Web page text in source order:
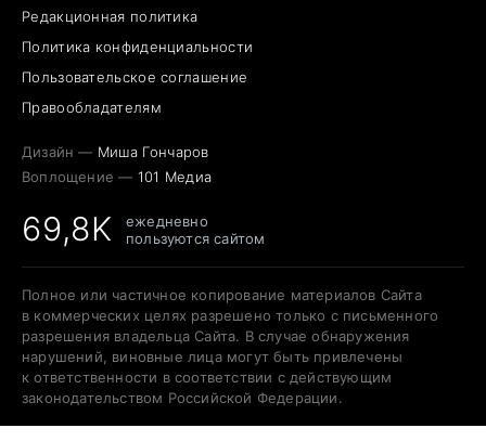
Редакционная политика
Политика конфиденциальности
Пользовательское соглашение
Правообладателям
Дизайн — Миша Гончаров
Воплощение — 101 Медиа
69,8K
ежедневно
пользуются сайтом
Полное или частичное копирование материалов Сайта
в коммерческих целях разрешено только с письменного
разрешения владельца Сайта. В случае обнаружения
нарушений, виновные лица могут быть привлечены
к ответственности в соответствии с действующим
законодательством Российской Федерации.